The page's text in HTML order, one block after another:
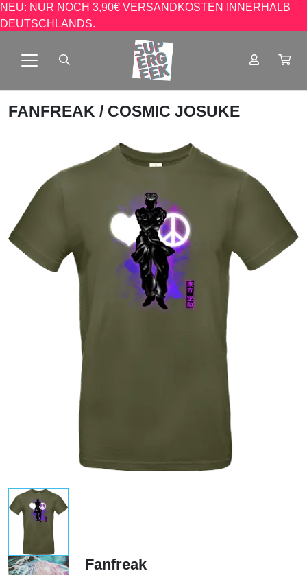
NEU: NUR NOCH 3,90€ VERSANDKOSTEN INNERHALB
DEUTSCHLANDS.
FANFREAK / COSMIC JOSUKE
Fanfreak